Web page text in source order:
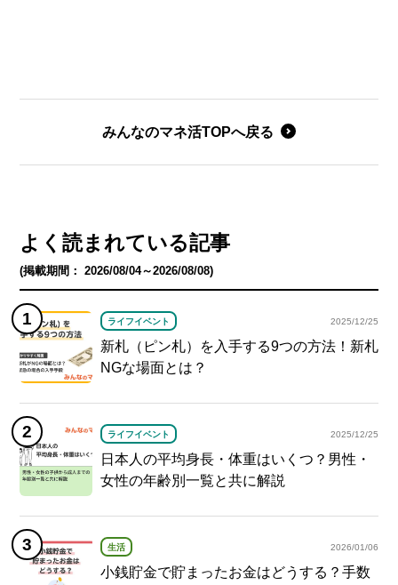
みんなのマネ活TOPへ戻る
よく読まれている記事
(掲載期間： 2026/08/04～2026/08/08)
ライフイベント 2025/12/25
新札（ピン札）を入手する9つの方法！新札
NGな場面とは？
ライフイベント 2025/12/25
日本人の平均身長・体重はいくつ？男性・
女性の年齢別一覧と共に解説
生活 2026/01/06
小銭貯金で貯まったお金はどうする？手数